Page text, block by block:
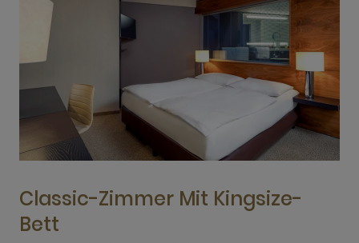
Classic-Zimmer Mit Kingsize-
Bett